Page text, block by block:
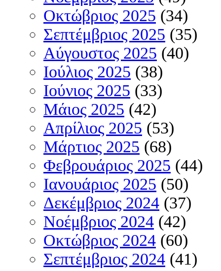
Οκτώβριος 2025 (34)
Σεπτέμβριος 2025 (35)
Αύγουστος 2025 (40)
Ιούλιος 2025 (38)
Ιούνιος 2025 (33)
Μάιος 2025 (42)
Απρίλιος 2025 (53)
Μάρτιος 2025 (68)
Φεβρουάριος 2025 (44)
Ιανουάριος 2025 (50)
Δεκέμβριος 2024 (37)
Νοέμβριος 2024 (42)
Οκτώβριος 2024 (60)
Σεπτέμβριος 2024 (41)